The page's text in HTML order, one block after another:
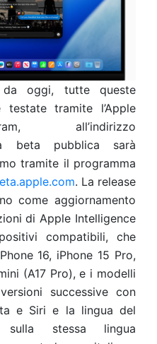
oggi, tutte queste
testate tramite l’Apple
all’indirizzo
beta pubblica sarà
tramite il programma
. La release
come aggiornamento
di Apple Intelligence
compatibili, che
16, iPhone 15 Pro,
(A17 Pro), e i modelli
successive con
e Siri e la lingua del
sulla stessa lingua